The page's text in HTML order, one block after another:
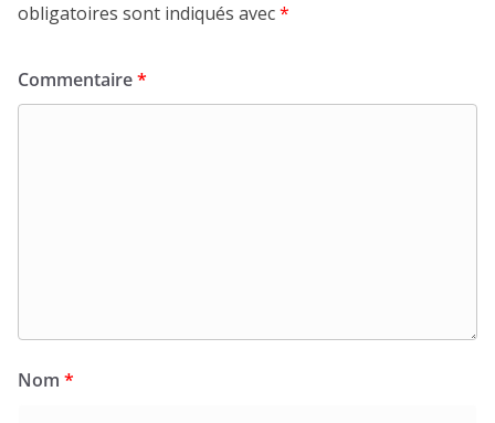
obligatoires sont indiqués avec*
Commentaire*
Nom *